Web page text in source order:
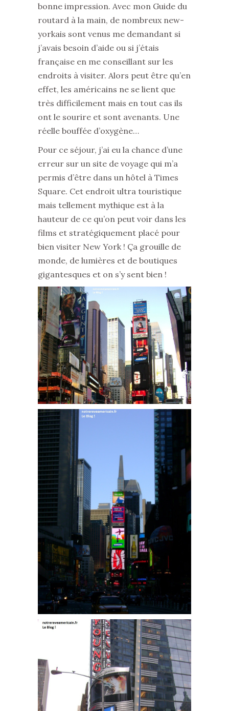
bonne impression. Avec mon Guide du
routard à la main, de nombreux new-
yorkais sont venus me demandant si
j’avais besoin d’aide ou si j’étais
française en me conseillant sur les
endroits à visiter. Alors peut être qu’en
effet, les américains ne se lient que
très difficilement mais en tout cas ils
ont le sourire et sont avenants. Une
réelle bouffée d’oxygène…
Pour ce séjour, j’ai eu la chance d’une
erreur sur un site de voyage qui m’a
permis d’être dans un hôtel à Times
Square. Cet endroit ultra touristique
mais tellement mythique est à la
hauteur de ce qu’on peut voir dans les
films et stratégiquement placé pour
bien visiter New York ! Ça grouille de
monde, de lumières et de boutiques
gigantesques et on s’y sent bien !